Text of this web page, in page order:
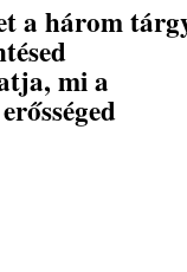
a három
mi a